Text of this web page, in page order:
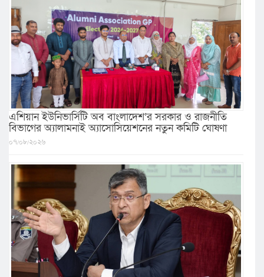
এশিয়ান ইউনিভার্সিটি অব বাংলাদেশ’র সরকার ও রাজনীতি
বিভাগের অ্যালামনাই অ্যাসোসিয়েশনের নতুন কমিটি ঘোষণা
০৭/০৮/২০২৬